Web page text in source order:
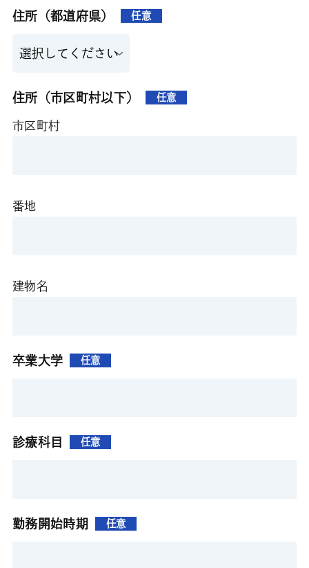
住所（都道府県） 任意
住所（市区町村以下） 任意
市区町村
番地
建物名
卒業大学 任意
診療科目 任意
勤務開始時期 任意